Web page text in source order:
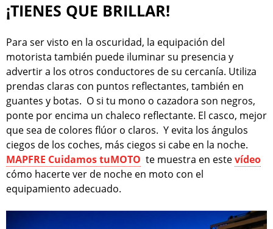
¡TIENES QUE BRILLAR!
Para ser visto en la oscuridad, la equipación del
motorista también puede iluminar su presencia y
advertir a los otros conductores de su cercanía. Utiliza
prendas claras con puntos reflectantes, también en
guantes y botas. O si tu mono o cazadora son negros,
ponte por encima un chaleco reflectante. El casco, mejor
que sea de colores flúor o claros. Y evita los ángulos
ciegos de los coches, más ciegos si cabe en la noche.
MAPFRE Cuidamos tuMOTO te muestra en estevídeo
cómo hacerte ver de noche en moto con el
equipamiento adecuado.